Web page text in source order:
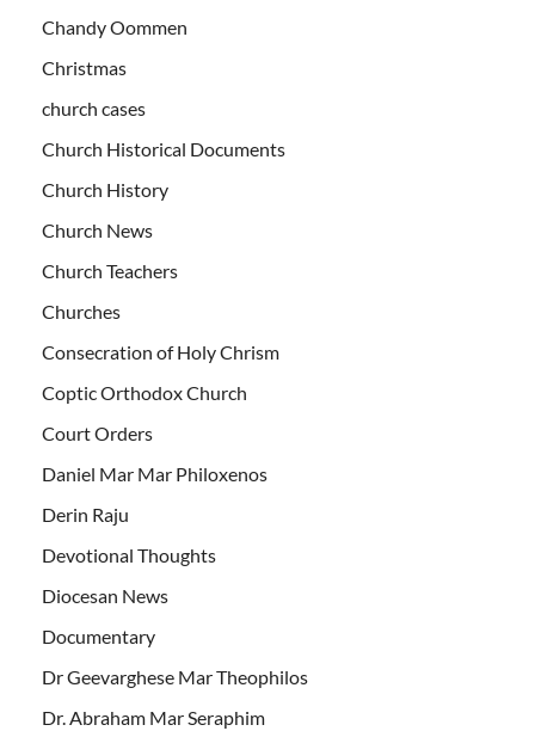
Chandy Oommen
Christmas
church cases
Church Historical Documents
Church History
Church News
Church Teachers
Churches
Consecration of Holy Chrism
Coptic Orthodox Church
Court Orders
Daniel Mar Mar Philoxenos
Derin Raju
Devotional Thoughts
Diocesan News
Documentary
Dr Geevarghese Mar Theophilos
Dr. Abraham Mar Seraphim